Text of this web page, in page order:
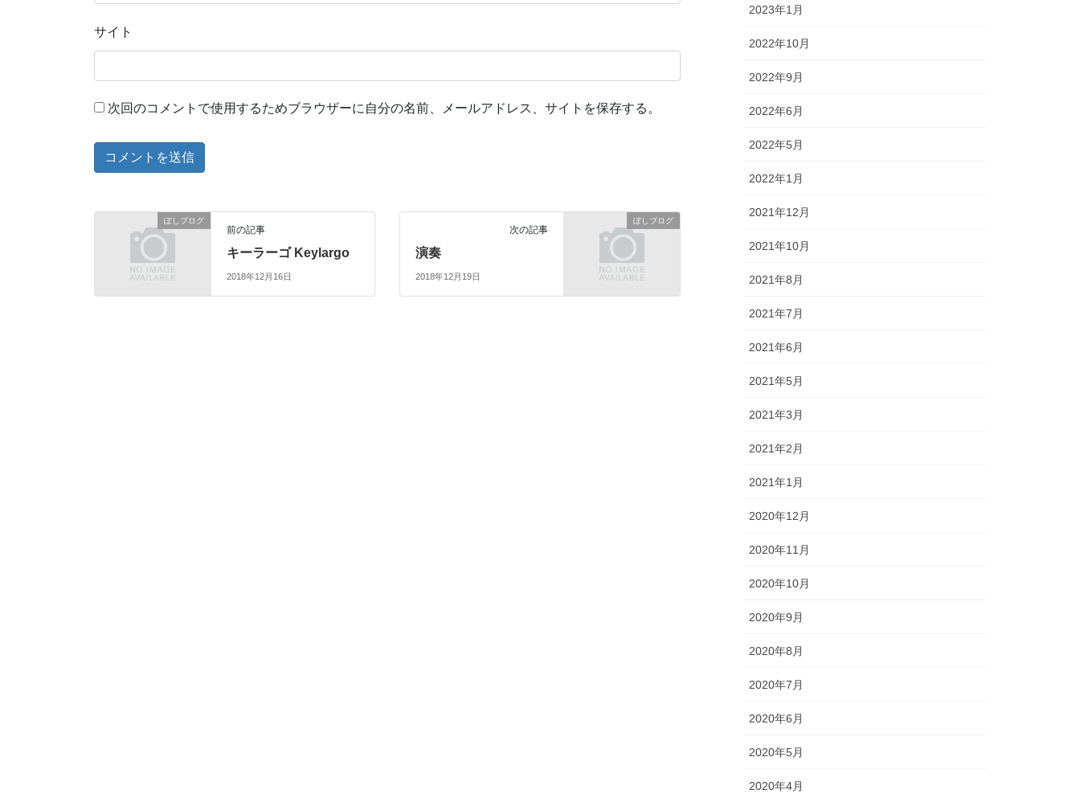
サイト
次回のコメントで使用するためブラウザーに自分の名前、メールアドレス、サイトを保存する。
ぽしブログ
前の記事
キーラーゴ Keylargo
2018年12月16日
ぽしブログ
次の記事
演奏
2018年12月19日
2023年1月
2022年10月
2022年9月
2022年6月
2022年5月
2022年1月
2021年12月
2021年10月
2021年8月
2021年7月
2021年6月
2021年5月
2021年3月
2021年2月
2021年1月
2020年12月
2020年11月
2020年10月
2020年9月
2020年8月
2020年7月
2020年6月
2020年5月
2020年4月